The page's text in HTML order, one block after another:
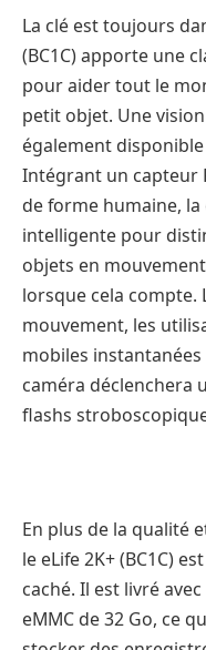
La clé est toujours
(BC1C) apporte une
pour aider tout le
petit objet. Une
également
Intégrant un capteur
de forme humaine,
intelligente pour
objets en
lorsque cela compte.
mouvement, les
mobiles instantanées
caméra déclenchera
flashs
En plus de la qualité
le eLife 2K+ (BC1C)
caché. Il est livré
eMMC de 32 Go, ce